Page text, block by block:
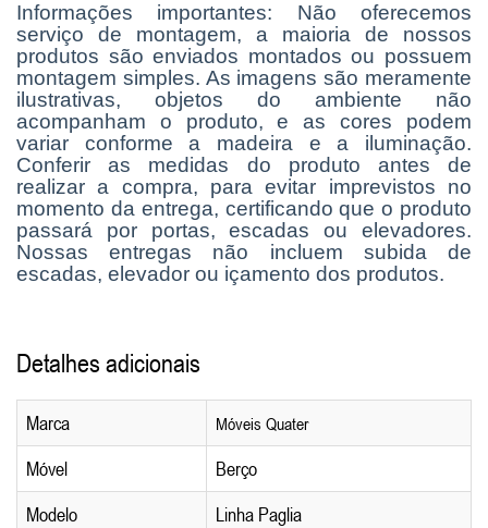
Informações importantes: Não oferecemos
serviço de montagem, a maioria de nossos
produtos são enviados montados ou possuem
montagem simples. As imagens são meramente
ilustrativas, objetos do ambiente não
acompanham o produto, e as cores podem
variar conforme a madeira e a iluminação.
Conferir as medidas do produto antes de
realizar a compra, para evitar imprevistos no
momento da entrega, certificando que o produto
passará por portas, escadas ou elevadores.
Nossas entregas não incluem subida de
escadas, elevador ou içamento dos produtos.
Detalhes adicionais
Marca Móveis Quater
Móvel
Berço
Modelo
Linha Paglia